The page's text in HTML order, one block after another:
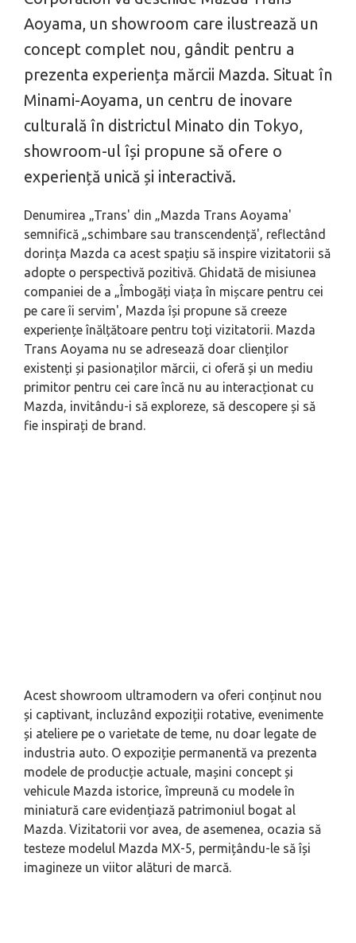
Aoyama, un showroom care ilustrează un
concept complet nou, gândit pentru a
prezenta experiența mărcii Mazda. Situat în
Minami-Aoyama, un centru de inovare
culturală în districtul Minato din Tokyo,
showroom-ul își propune să ofere o
experiență unică și interactivă.
Denumirea „Trans' din „Mazda Trans Aoyama'
semnifică „schimbare sau transcendență', reflectând
dorința Mazda ca acest spațiu să inspire vizitatorii să
adopte o perspectivă pozitivă. Ghidată de misiunea
companiei de a „Îmbogăți viața în mișcare pentru cei
pe care îi servim', Mazda își propune să creeze
experiențe înălțătoare pentru toți vizitatorii. Mazda
Trans Aoyama nu se adresează doar clienților
existenți și pasionaților mărcii, ci oferă și un mediu
primitor pentru cei care încă nu au interacționat cu
Mazda, invitându-i să exploreze, să descopere și să
fie inspirați de brand.
Acest showroom ultramodern va oferi conținut nou
și captivant, incluzând expoziții rotative, evenimente
și ateliere pe o varietate de teme, nu doar legate de
industria auto. O expoziție permanentă va prezenta
modele de producție actuale, mașini concept și
vehicule Mazda istorice, împreună cu modele în
miniatură care evidențiază patrimoniul bogat al
Mazda. Vizitatorii vor avea, de asemenea, ocazia să
testeze modelul Mazda MX-5, permițându-le să își
imagineze un viitor alături de marcă.